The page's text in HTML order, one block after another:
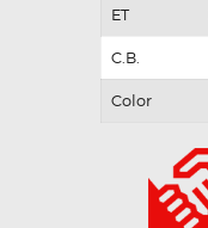
ET
C.B.
Color